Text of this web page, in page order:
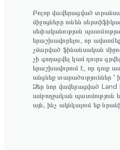
Բոլոր վավերացված
միջոցները ունեն
սեփականության
երաշխավորելու, որ
չմարված ֆինանսական
չի գողացվել կամ դուրս
երաշխավորում է, որ դուք
անցնեք տարածություններ ՝
Ձեր նոր վավերացված Land
ամբողջական պատմություն
այն, ինչ ակնկալում եք